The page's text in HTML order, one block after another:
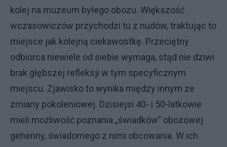
kolej na muzeum byłego obozu. Większość
wczasowiczów przychodzi tu z nudów, traktując to
miejsce jak kolejną ciekawostkę. Przeciętny
odbiorca niewiele od siebie wymaga, stąd nie dziwi
brak głębszej refleksji w tym specyficznym
miejscu. Zjawisko to wynika między innym ze
zmiany pokoleniowej. Dzisiejsi 40- i 50-latkowie
mieli możliwość poznania „świadków” obozowej
gehenny, świadomego z nimi obcowania. W ich